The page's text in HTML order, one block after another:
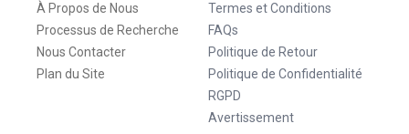
À Propos de Nous
Processus de Recherche
Nous Contacter
Plan du Site
Termes et Conditions
FAQs
Politique de Retour
Politique de Confidentialité
RGPD
Avertissement